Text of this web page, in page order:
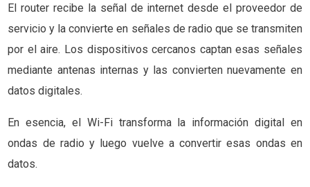
El router recibe la señal de internet desde el proveedor de
servicio y la convierte en señales de radio que se transmiten
por el aire. Los dispositivos cercanos captan esas señales
mediante antenas internas y las convierten nuevamente en
datos digitales.
En esencia, el Wi-Fi transforma la información digital en
ondas de radio y luego vuelve a convertir esas ondas en
datos.